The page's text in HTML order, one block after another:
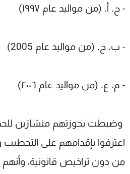
- ح. أ. (من مواليد عام ۱۹۹۷)
- ب. خ. (من مواليد عام 2005)
- م. ع. (من مواليد عام ٢٠٠٦)
وضبطت بحوزتهم منشارَين
اعترفوا بإقدامهم على
من دون تراخيص قانونية، وأنهم